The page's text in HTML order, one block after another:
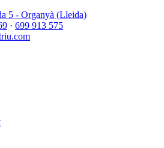
5 - Organyà (Lleida)
· 699 913 575